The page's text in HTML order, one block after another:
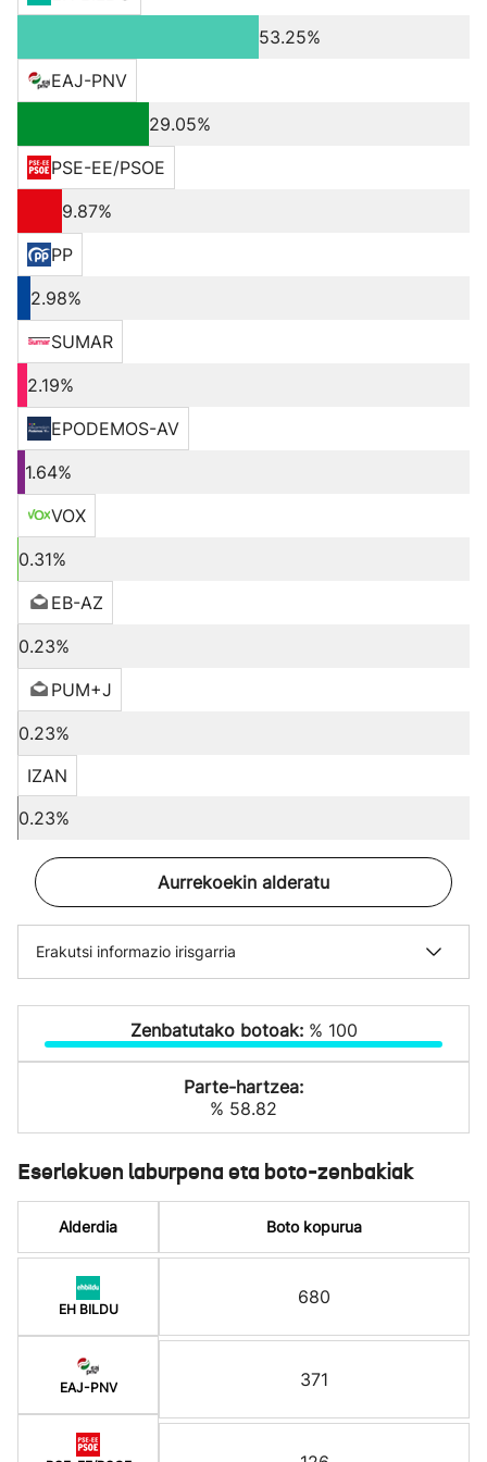
53.25%
EAJ-PNV
29.05%
PSE-EE/PSOE
9.87%
PP
2.98%
SUMAR
2.19%
EPODEMOS-AV
1.64%
VOX
0.31%
EB-AZ
0.23%
PUM+J
0.23%
IZAN
0.23%
Aurrekoekin alderatu
Erakutsi informazio irisgarria
Zenbatutako botoak: % 100
Parte-hartzea:
% 58.82
Eserlekuen laburpena eta boto-zenbakiak
Alderdia
EH BILDU
EAJ-PNV
Boto kopurua
680
371